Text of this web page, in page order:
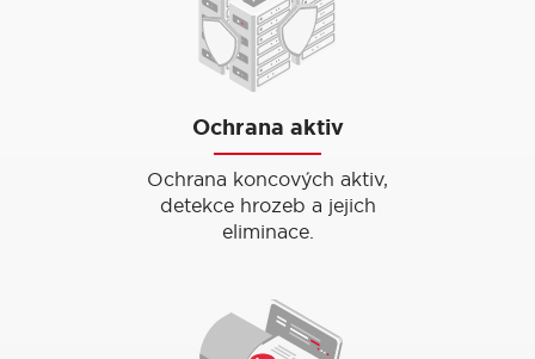
Ochrana aktiv
Ochrana koncových aktiv,
detekce hrozeb a jejich
eliminace.